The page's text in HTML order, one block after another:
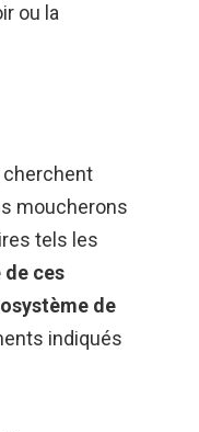
ou la
cherchent
moucherons
tels les
ces
de
indiqués